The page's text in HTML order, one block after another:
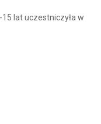
lat uczestniczyła w